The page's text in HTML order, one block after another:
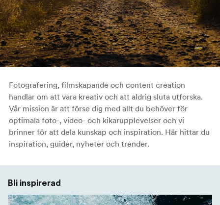
Fotografering, filmskapande och content creation
handlar om att vara kreativ och att aldrig sluta utforska.
Vår mission är att förse dig med allt du behöver för
optimala foto-, video- och kikarupplevelser och vi
brinner för att dela kunskap och inspiration. Här hittar du
inspiration, guider, nyheter och trender.
Bli inspirerad